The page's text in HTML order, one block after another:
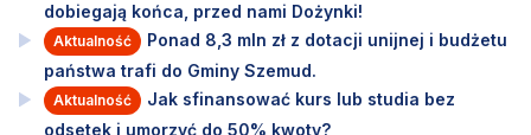
dobiegają końca, przed nami Dożynki!
Aktualność
Ponad 8,3 mln zł z dotacji unijnej i budżetu
państwa trafi do Gminy Szemud.
Aktualność
Jak sfinansować kurs lub studia bez
odsetek i umorzyć do 50% kwoty?